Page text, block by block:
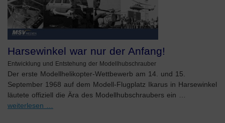
Harsewinkel war nur der Anfang!
Entwicklung und Entstehung der Modellhubschrauber
Der erste Modellhelikopter-Wettbewerb am 14. und 15.
September 1968 auf dem Modell-Flugplatz Ikarus in Harsewinkel
läutete offiziell die Ära des Modellhubschraubers ein …
weiterlesen …